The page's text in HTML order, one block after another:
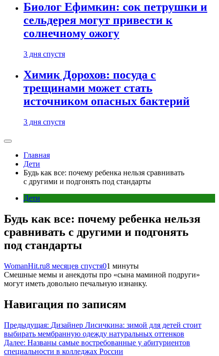
Биолог Ефимкин: сок петрушки и
сельдерея могут привести к
солнечному ожогу
3 дня спустя
Химик Дорохов: посуда с
трещинами может стать
источником опасных бактерий
3 дня спустя
Главная
Дети
Будь как все: почему ребенка нельзя сравнивать
с другими и подгонять под стандарты
Дети
Будь как все: почему ребенка нельзя
сравнивать с другими и подгонять
под стандарты
WomanHit.ru8 месяцев спустя01 минуты
Смешные мемы и анекдоты про «сына маминой подруги»
могут иметь довольно печальную изнанку.
Навигация по записям
Предыдущая: Дизайнер Лисичкина: зимой для детей стоит
выбирать мембранную одежду натуральных оттенков
Далее: Названы самые востребованные у абитуриентов
специальности в колледжах России